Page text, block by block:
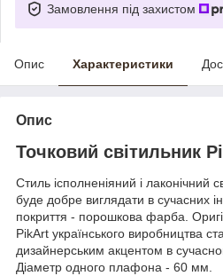
Замовлення під захистом
Опис Характеристики
Опис
Точковий світильник
Стиль ісполненіяний і лаконічний
буде добре виглядати в сучасних
покриття - порошкова фарба.
PikArt українського виробництва
дизайнерським акцентом в
Діаметр одного плафона - 60 мм.